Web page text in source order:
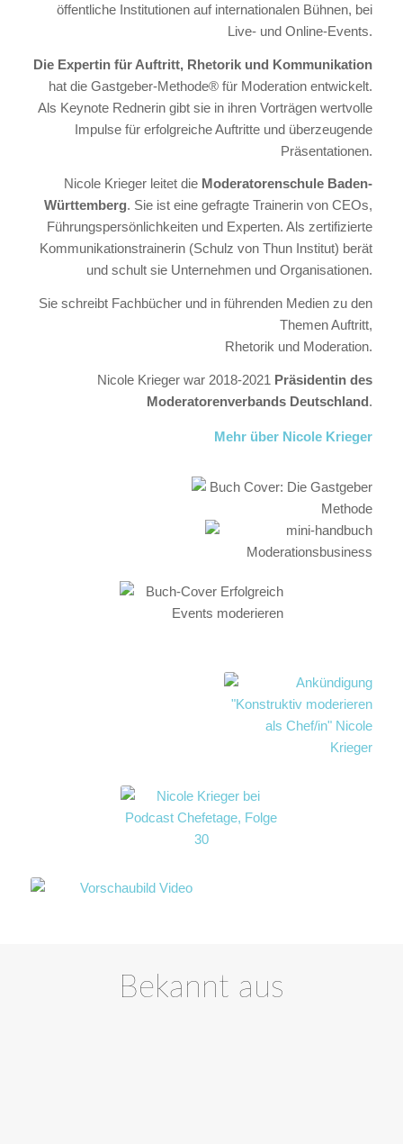
öffentliche Institutionen auf internationalen Bühnen, bei
Live- und Online-Events.
Die Expertin für Auftritt, Rhetorik und Kommunikation
hat die Gastgeber-Methode® für Moderation entwickelt.
Als Keynote Rednerin gibt sie in ihren Vorträgen wertvolle
Impulse für erfolgreiche Auftritte und überzeugende
Präsentationen.
Nicole Krieger leitet die Moderatorenschule Baden-
Württemberg. Sie ist eine gefragte Trainerin von CEOs,
Führungspersönlichkeiten und Experten. Als zertifizierte
Kommunikationstrainerin (Schulz von Thun Institut) berät
und schult sie Unternehmen und Organisationen.
Sie schreibt Fachbücher und in führenden Medien zu den
Themen Auftritt,
Rhetorik und Moderation.
Nicole Krieger war 2018-2021 Präsidentin des
Moderatorenverbands Deutschland.
Mehr über Nicole Krieger
Bekannt aus